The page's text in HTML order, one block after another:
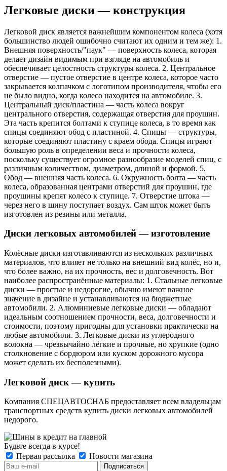
Легковые диски — конструкция
Легковой диск является важнейшим компонентом колеса (хотя
большинство людей ошибочно считают их одним и тем же): 1.
Внешняя поверхность/"паук" — поверхность колеса, которая
делает дизайн видимым при взгляде на автомобиль и
обеспечивает целостность структуры колеса. 2. Центральное
отверстие — пустое отверстие в центре колеса, которое часто
закрывается колпачком с логотипом производителя, чтобы его
не было видно, когда колесо находится на автомобиле. 3.
Центральный диск/пластина — часть колеса вокруг
центрального отверстия, содержащая отверстия для проушин.
Эта часть крепится болтами к ступице колеса, в то время как
спицы соединяют обод с пластиной. 4. Спицы — структуры,
которые соединяют пластину с краем обода. Спицы играют
большую роль в определении веса и прочности колеса,
поскольку существует огромное разнообразие моделей спиц, с
различным количеством, диаметром, длиной и формой. 5.
Обод — внешняя часть колеса. 6. Окружность болта — часть
колеса, образованная центрами отверстий для проушин, где
проушины крепят колесо к ступице. 7. Отверстие штока —
через него в шину поступает воздух. Сам шток может быть
изготовлен из резины или металла.
Диски легковых автомобилей — изготовление
Колёсные диски изготавливаются из нескольких различных
материалов, что влияет не только на внешний вид колёс, но и,
что более важно, на их прочность, вес и долговечность. Вот
наиболее распространённые материалы: 1. Стальные легковые
диски — простые и недорогие, обычно имеют важное
значение в дизайне и устанавливаются на бюджетные
автомобили. 2. Алюминиевые легковые диски — обладают
идеальным соотношением прочности, веса, долговечности и
стоимости, поэтому пригодны для установки практически на
любые автомобили. 3. Легковые диски из углеродного
волокна — чрезвычайно лёгкие и прочные, но хрупкие (одно
столкновение с бордюром или куском дорожного мусора
может сделать их бесполезными).
Легковой диск — купить
Компания СПЕЦАВТОСНАБ предоставляет всем владельцам
транспортных средств купить диски легковых автомобилей
недорого.
Будьте всегда в курсе!
Первая рассылка
Новости магазина